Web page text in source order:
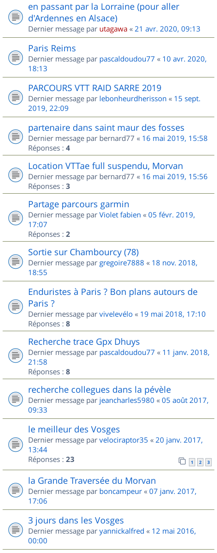
en passant par la Lorraine (pour aller
d'Ardennes en Alsace)
Dernier message par utagawa « 21 avr. 2020, 09:13
Paris Reims
Dernier message par pascaldoudou77 « 10 avr. 2020,
18:13
PARCOURS VTT RAID SARRE 2019
Dernier message par lebonheurdherisson « 15 sept.
2019, 22:09
partenaire dans saint maur des fosses
Dernier message par bernard77 « 16 mai 2019, 15:58
Réponses : 4
Location VTTae full suspendu, Morvan
Dernier message par bernard77 « 16 mai 2019, 15:56
Réponses : 3
Partage parcours garmin
Dernier message par Violet fabien « 05 févr. 2019,
17:07
Réponses : 2
Sortie sur Chambourcy (78)
Dernier message par gregoire7888 « 18 nov. 2018,
18:55
Enduristes à Paris ? Bon plans autours de
Paris ?
Dernier message par vivelevélo « 19 mai 2018, 17:10
Réponses : 8
Recherche trace Gpx Dhuys
Dernier message par pascaldoudou77 « 11 janv. 2018,
21:58
Réponses : 8
recherche collegues dans la pévèle
Dernier message par jeancharles5980 « 05 août 2017,
09:33
le meilleur des Vosges
Dernier message par velociraptor35 « 20 janv. 2017,
13:44
Réponses : 23 1 2 3
la Grande Traversée du Morvan
Dernier message par boncampeur « 07 janv. 2017,
17:06
3 jours dans les Vosges
Dernier message par yannickalfred « 12 mai 2016,
00:00